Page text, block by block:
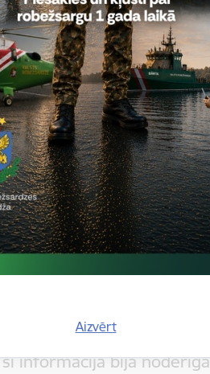
Aizvērt
informācija bija